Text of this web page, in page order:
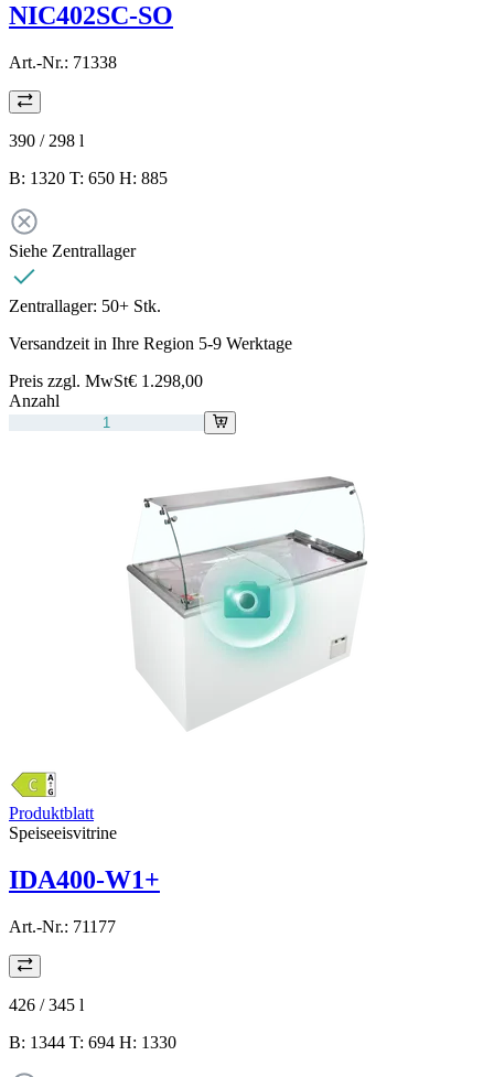
NIC402SC-SO
Art.-Nr.: 71338
390 / 298 l
B: 1320 T: 650 H: 885
Siehe Zentrallager
Zentrallager: 50+ Stk.
Versandzeit in Ihre Region 5-9 Werktage
Preis zzgl. MwSt€ 1.298,00
Anzahl
Produktblatt
Speiseeisvitrine
IDA400-W1+
Art.-Nr.: 71177
426 / 345 l
B: 1344 T: 694 H: 1330